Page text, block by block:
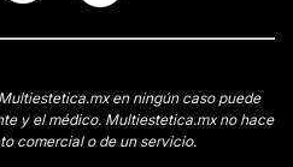
en ningún caso puede
y el médico. Multiestetica.mx no hace
comercial o de un servicio.